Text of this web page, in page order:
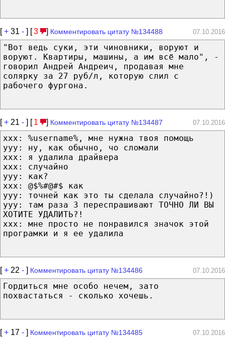
[+ 31 - ] [3 ] Комментировать цитату №134488 07.10.2016
"Вот ведь суки, эти чиновники, воруют и
воруют. Квартиры, машины, а им всё мало", -
говорил Андрей Андреич, продавая мне
солярку за 27 руб/л, которую слил с
рабочего фургона.
[+ 21 - ] [ 1 ] Комментировать цитату №134487 07.10.2016
xxx: %username%, мне нужна твоя помощь
yyy: ну, как обычно, чо сломали
xxx: я удалила драйвера
xxx: случайно
yyy: как?
xxx: @$%#@#$ как
yyy: точней как это ты сделала случайно?!)
yyy: там раза 3 переспрашивают ТОЧНО ЛИ ВЫ
ХОТИТЕ УДАЛИТЬ?!
xxx: мне просто не понравился значок этой
програмки и я ее удалила
[+ 22 - ] Комментировать цитату №134486 07.10.2016
Гордиться мне особо нечем, зато
похвастаться - сколько хочешь.
[+ 17 - ] Комментировать цитату №134485 07.10.2016